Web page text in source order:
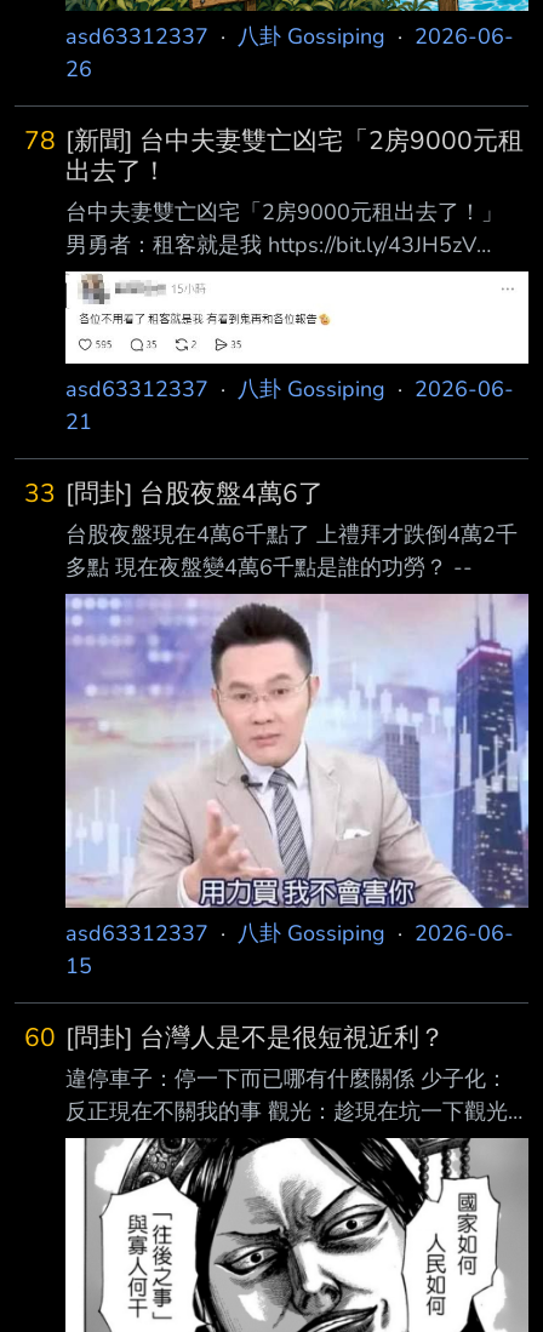
asd63312337 · 八卦 Gossiping · 2026-06-
26
78 [新聞] 台中夫妻雙亡凶宅「2房9000元租
出去了！
台中夫妻雙亡凶宅「2房9000元租出去了！」
男勇者：租客就是我 https://bit.ly/43JH5zV
ettoday 記者施怡妏／綜合報導 台中梧棲上月底
發生雙屍命案，一對21歲年輕夫妻被發現陳屍房
內，4個月大女嬰則幸運獲 救。事件發生後，套
房近日被發現已在網路掛牌出租，2房1廳1衛、
月租9000元。如今，一 名男勇者現身表示，
友驚呼「炎夏真的不用 開冷氣嗎？」 從租屋資
訊可見，事故屋為電梯大樓，月租9000元，格
局為2房1廳1衛，室內約15坪，且是 新
asd63312337 · 八卦 Gossiping · 2026-06-
21
33 [問卦] 台股夜盤4萬6了
台股夜盤現在4萬6千點了 上禮拜才跌倒4萬2千
多點 現在夜盤變4萬6千點是誰的功勞？ --
asd63312337 · 八卦 Gossiping · 2026-06-
15
60 [問卦] 台灣人是不是很短視近利？
違停車子：停一下而已哪有什麼關係 少子化：
反正現在不關我的事 觀光：趁現在坑一下觀光
客 只賺一次性 房價：反正現在有人接盤 也不管
未來的事 台灣人是不是很短視近利？ --